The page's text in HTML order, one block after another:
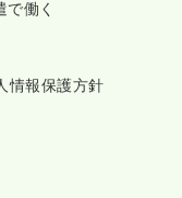
で働く
情報保護方針